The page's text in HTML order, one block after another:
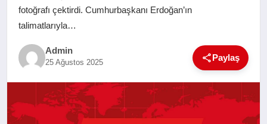
EĞITIM
YAŞAM
fotoğrafı çektirdi. Cumhurbaşkanı Erdoğan’ın
talimatlarıyla…
Admin
25 Ağustos 2025 Paylaş